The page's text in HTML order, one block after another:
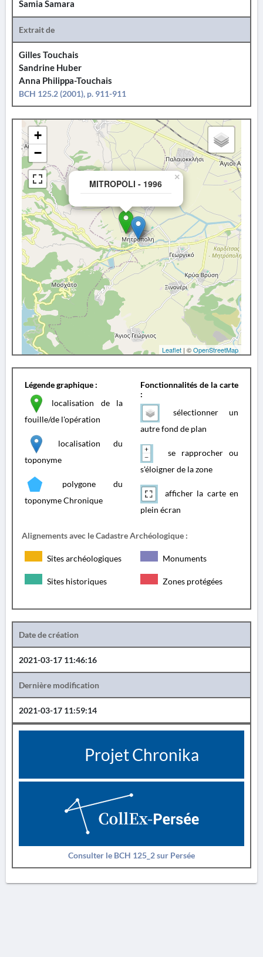
Samia Samara
Extrait de
Gilles Touchais
Sandrine Huber
Anna Philippa-Touchais
BCH 125.2 (2001), p. 911-911
MITROPOLI - 1996
×
+
−
Leaflet | ©OpenStreetMap
Légende graphique :
localisation de la
fouille/de l'opération
localisation du
toponyme
polygone du
toponyme Chronique
Fonctionnalités de la carte
:
sélectionner un
autre fond de plan
se rapprocher ou
s'éloigner de la zone
afficher la carte en
plein écran
Alignements avec le Cadastre Archéologique :
Sites archéologiques Monuments
Sites historiques Zones protégées
Date de création
2021-03-17 11:46:16
Dernière modification
2021-03-17 11:59:14
Projet Chronika
Consulter le BCH 125_2 sur Persée